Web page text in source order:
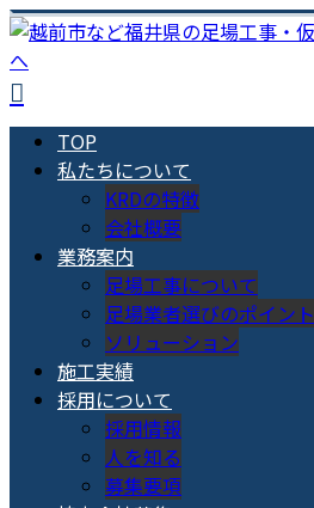
TOP
私たちについて
KRDの特徴
会社概要
業務案内
足場工事について
足場業者選びのポイント
ソリューション
施工実績
採用について
採用情報
人を知る
募集要項